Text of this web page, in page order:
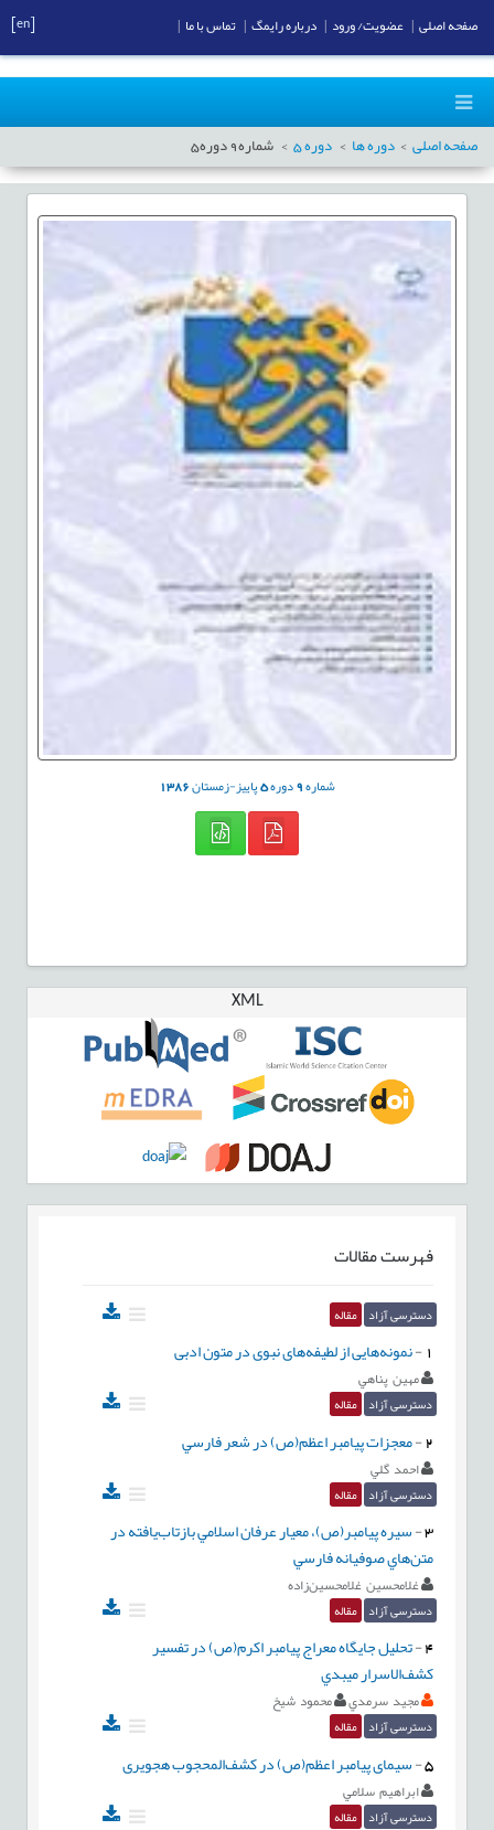
صفحه اصلی دوره ها دوره5 شماره9دوره5
شماره9دوره5پاییز-زمستان1386
XML
فهرست مقالات
دسترسی آزاد مقاله
-نمونه‌هایی از لطیفه‌های نبوی در متون ادبی
مهين پناهي
دسترسی آزاد مقاله
2
-معجزات پيامبر اعظم(ص) در شعر فارسي
احمد گلي
دسترسی آزاد مقاله
3
-سيره پيامبر(ص)، معيار عرفان اسلامي بازتاب‌يافته در
متن‌هاي صوفيانه فارسي
غلامحسين غلامحسين‌زاده
دسترسی آزاد مقاله
4
-تحليل جايگاه معراج پيامبر اكرم(ص) در تفسير
كشف‌الاسرار ميبدي
مجيد سرمدي محمود شيخ
دسترسی آزاد مقاله
5
-سیمای پیامبر اعظم(ص) در کشف‌المحجوب هجویری
ابراهيم سلامي
دسترسی آزاد مقاله
صفحه اصلی عضویت/ ورود درباره رایمگ تماس با ما